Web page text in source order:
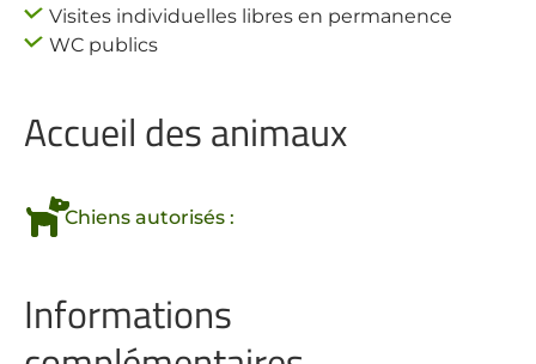
Visites individuelles libres en permanence
WC publics
Accueil des animaux
Chiens autorisés :
Informations